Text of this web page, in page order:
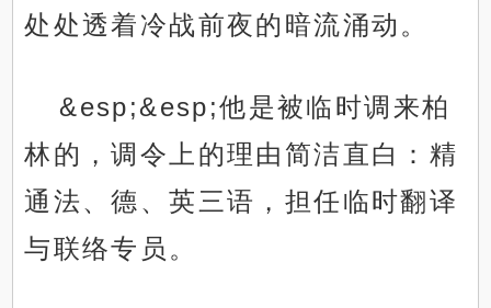
处处透着冷战前夜的暗流涌动。
&esp;&esp;他是被临时调来柏
林的，调令上的理由简洁直白：精
通法、德、英三语，担任临时翻译
与联络专员。